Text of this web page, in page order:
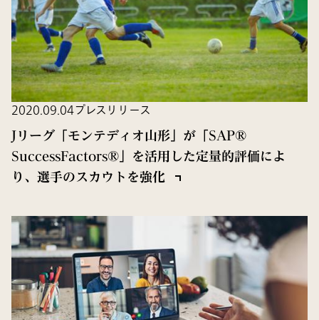
2020.09.04プレスリリース
Jリーグ「モンテディオ山形」が「SAP®
SuccessFactors®」を活用した定量的評価によ
り、選手のスカウトを強化